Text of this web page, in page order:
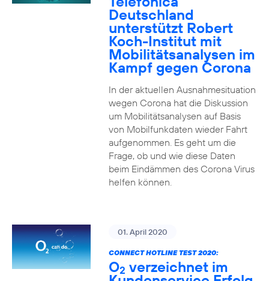
Deutschland
unterstützt Robert
Koch-Institut mit
Mobilitätsanalysen im
Kampf gegen Corona
In der aktuellen Ausnahmesituation
wegen Corona hat die Diskussion
um Mobilitätsanalysen auf Basis
von Mobilfunkdaten wieder Fahrt
aufgenommen. Es geht um die
Frage, ob und wie diese Daten
beim Eindämmen des Corona Virus
helfen können.
01. April 2020
CONNECT HOTLINE TEST 2020:
O2 verzeichnet im